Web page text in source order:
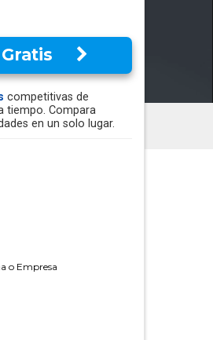
competitivas de
tiempo. Compara
en un solo lugar.
o Empresa